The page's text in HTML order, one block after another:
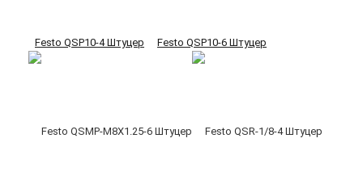
Festo QSP10-4 Штуцер Festo QSP10-6 Штуцер